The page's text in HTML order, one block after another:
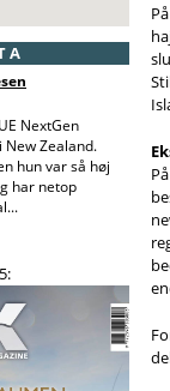
NextGen
New Zealand.
hun var så høj
har netop